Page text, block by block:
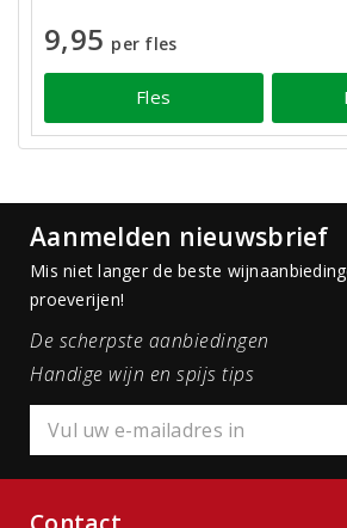
9,95 per fles
Fles
Aanmelden nieuwsbrief
Mis niet langer de beste
proeverijen!
De scherpste aanbiedingen
Handige wijn en spijs tips